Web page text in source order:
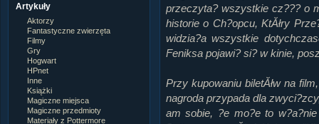
Artykuły
Aktorzy
Fantastyczne zwierzęta
Filmy
Gry
Hogwart
HPnet
Inne
Książki
Magiczne miejsca
Magiczne przedmioty
Materiały z Pottermore
przeczyta? wszystkie cz??? o
historie o Ch?opcu, KtĂłry
widzia?a wszystkie
Feniksa pojawi? si? w kinie,
Przy kupowaniu biletĂłw na
nagroda przypada dla
am sobie, ?e mo?e to